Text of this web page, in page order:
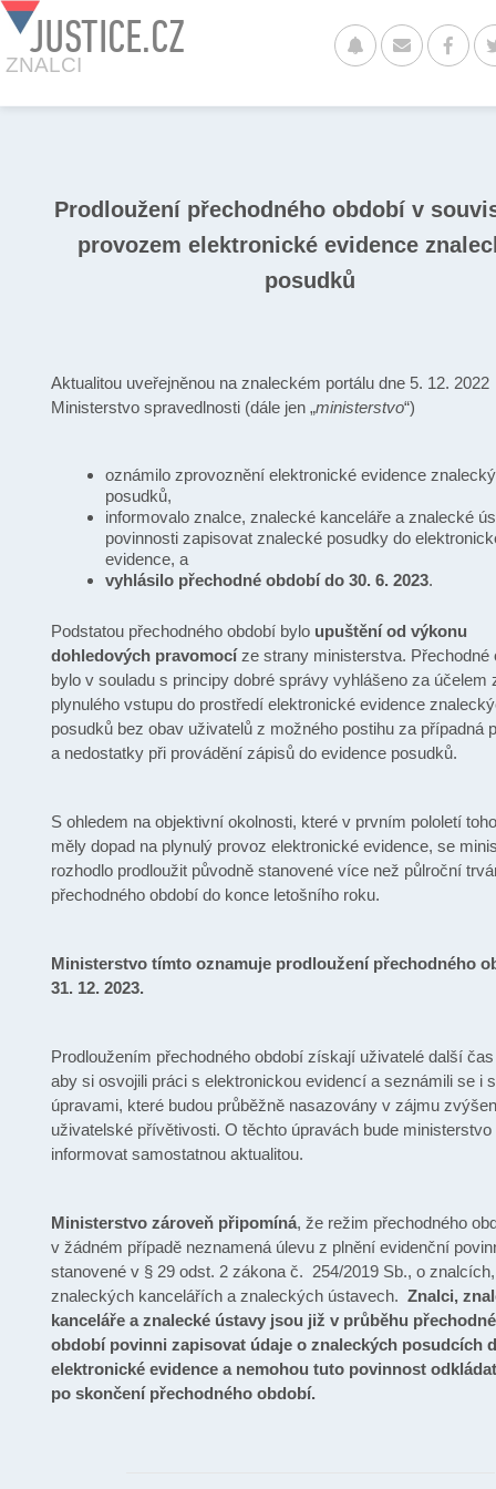
JUSTICE.CZ
ZNALCI
Prodloužení přechodného období v
provozem elektronické evidence
posudků
Aktualitou uveřejněnou na znaleckém portálu dne 5. 12. 2022
Ministerstvo spravedlnosti (dále jen „ministerstvo“)
oznámilo zprovoznění elektronické evidence
posudků,
informovalo znalce, znalecké kanceláře a znalecké
povinnosti zapisovat znalecké posudky do
evidence, a
vyhlásilo přechodné období do 30. 6. 2023.
Podstatou přechodného období bylo upuštění od výkonu
dohledových pravomocíze strany ministerstva. Přechodné
bylo v souladu s principy dobré správy vyhlášeno za účelem
plynulého vstupu do prostředí elektronické evidence
posudků bez obav uživatelů z možného postihu za případná
a nedostatky při provádění zápisů do evidence posudků.
S ohledem na objektivní okolnosti, které v prvním pololetí
měly dopad na plynulý provoz elektronické evidence, se
rozhodlo prodloužit původně stanovené více než půlroční
přechodného období do konce letošního roku.
Ministerstvo tímto oznamuje prodloužení přechodného
31. 12. 2023.
Prodloužením přechodného období získají uživatelé další
aby si osvojili práci s elektronickou evidencí a seznámili se i
úpravami, které budou průběžně nasazovány v zájmu
uživatelské přívětivosti. O těchto úpravách bude ministerstvo
informovat samostatnou aktualitou.
Ministerstvo zároveň připomíná, že režim přechodného
v žádném případě neznamená úlevu z plnění evidenční
stanovené v § 29 odst. 2 zákona č. 254/2019 Sb., o znalcích,
znaleckých kancelářích a znaleckých ústavech. Znalci,
kanceláře a znalecké ústavy jsou již v průběhu
období povinni zapisovat údaje o znaleckých posudcích
elektronické evidence a nemohou tuto povinnost
po skončení přechodného období.